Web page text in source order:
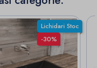
Lichidari Stoc
-30%